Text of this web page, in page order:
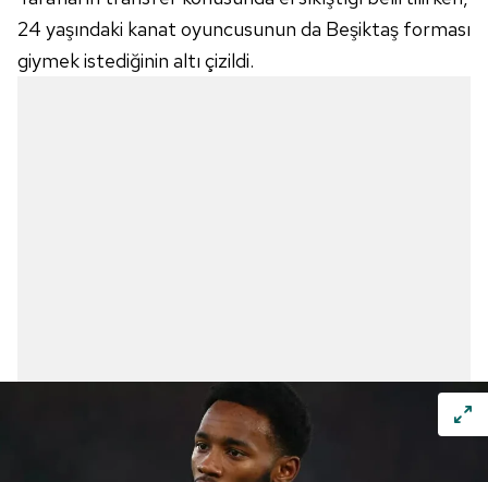
24 yaşındaki kanat oyuncusunun da Beşiktaş forması
giymek istediğinin altı çizildi.